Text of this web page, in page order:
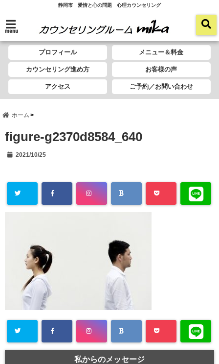
静岡市 愛情と心の問題 心理カウンセリング
menu
プロフィール メニュー＆料金
カウンセリング進め方 お客様の声
アクセス ご予約／お問い合わせ
ホーム
figure-g2370d8584_640
2021/10/25
私からのメッセージ